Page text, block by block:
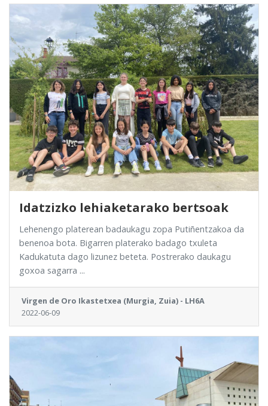
Idatzizko lehiaketarako bertsoak
Lehenengo platerean badaukagu zopa Putiñentzakoa da
benenoa bota. Bigarren platerako badago txuleta
Kadukatuta dago lizunez beteta. Postrerako daukagu
goxoa sagarra ...
Virgen de Oro Ikastetxea (Murgia, Zuia) - LH6A
2022-06-09